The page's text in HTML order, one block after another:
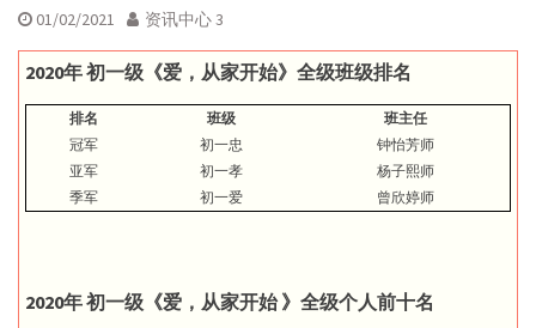
01/02/2021 资讯中心 3
2020年初一级 《爱，从家开始》全级班级排名
排名 班级 班主任
冠军
初一忠
钟怡芳师
亚军
初一孝
杨子熙师
季军
初一爱 曾欣婷师
2020年初一级 《爱，从家开始 》全级个人前十名